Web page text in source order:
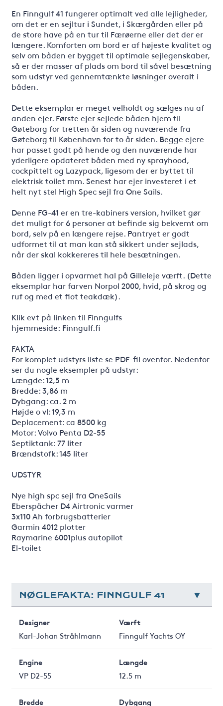
En Finngulf 41 fungerer optimalt ved alle lejligheder,
om det er en sejltur i Sundet, i Skærgården eller på
de store have på en tur til Færøerne eller det der er
længere. Komforten om bord er af højeste kvalitet og
selv om båden er bygget til optimale sejlegenskaber,
så er der masser af plads om bord til såvel besætning
som udstyr ved gennemtænkte løsninger overalt i
båden.
Dette eksemplar er meget velholdt og sælges nu af
anden ejer. Første ejer sejlede båden hjem til
Gøteborg for tretten år siden og nuværende fra
Gøteborg til København for to år siden. Begge ejere
har passet godt på hende og den nuværende har
yderligere opdateret båden med ny sprayhood,
cockpittelt og Lazypack, ligesom der er byttet til
elektrisk toilet mm. Senest har ejer investeret i et
helt nyt stel High Spec sejl fra One Sails.
Denne FG-41 er en tre-kabiners version, hvilket gør
det muligt for 6 personer at befinde sig bekvemt om
bord, selv på en længere rejse. Pantryet er godt
udformet til at man kan stå sikkert under sejlads,
når der skal kokkereres til hele besætningen.
Båden ligger i opvarmet hal på Gilleleje værft. (Dette
eksemplar har farven Norpol 2000, hvid, på skrog og
ruf og med et flot teakdæk).
Klik evt på linken til Finngulfs
hjemmeside: Finngulf.fi
FAKTA
For komplet udstyrs liste se PDF-fil ovenfor. Nedenfor
ser du nogle eksempler på udstyr:
Længde: 12,5 m
Bredde: 3,86 m
Dybgang: ca. 2 m
Højde o vl: 19,3 m
Deplacement: ca 8500 kg
Motor: Volvo Penta D2-55
Septiktank: 77 liter
Brændstofk: 145 liter
UDSTYR
Nye high spc sejl fra OneSails
Eberspächer D4 Airtronic varmer
3x110 Ah forbrugsbatterier
Garmin 4012 plotter
Raymarine 6001plus autopilot
El-toilet
NØGLEFAKTA: FINNGULF 41
Designer
Karl-Johan Stråhlmann
Værft
Finngulf Yachts OY
Engine
VP D2-55
Længde
12.5 m
Bredde Dybgang